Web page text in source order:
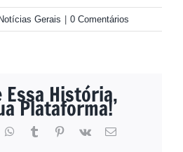
Notícias Gerais 0 Comentários
História,
Plataforma!
whatsapptumblr pinterest
vk
E-